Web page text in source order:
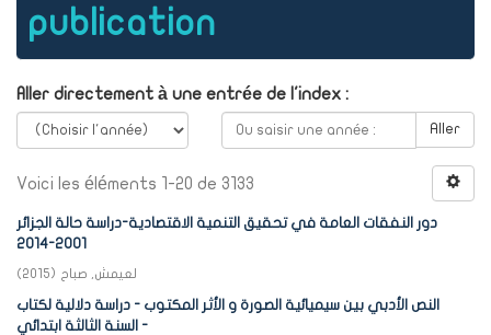
publication
Aller directement à une entrée de l'index :
Aller
Voici les éléments 1-20 de 3133
دور النفقات العامة في تحقيق التنمية الاقتصادية-دراسة حالة الجزائر
2001-2014
لعيمش, صباح (
2015
)
النص الأدبي بين سيميائية الصورة و الأثر المكتوب - دراسة دلالية لكتاب
السنة الثالثة ابتدائي -